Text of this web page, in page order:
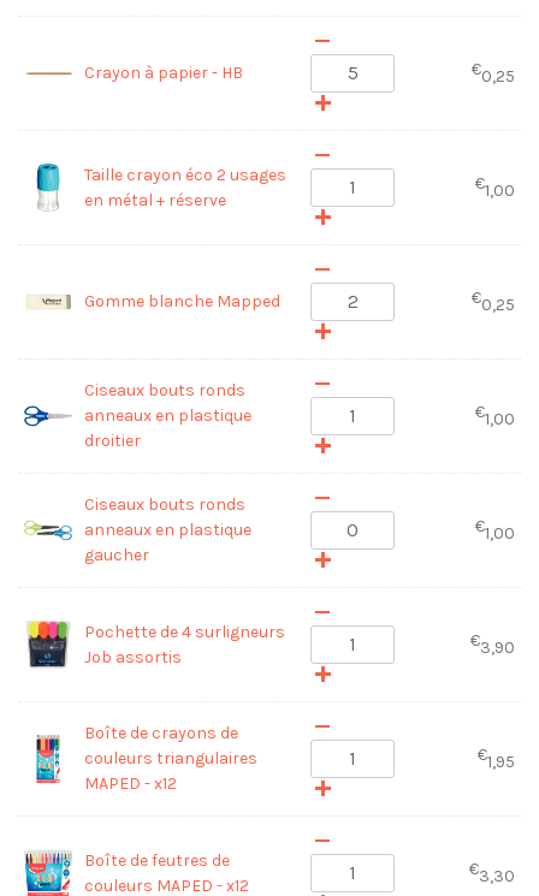
Crayon à papier - HB €0,25
Taille crayon éco 2 usages
en métal + réserve
€1,00
Gomme blanche Mapped €0,25
Ciseaux bouts ronds
anneaux en plastique
droitier
€1,00
Ciseaux bouts ronds
anneaux en plastique
gaucher
€1,00
Pochette de 4 surligneurs
Job assortis
€3,90
Boîte de crayons de
couleurs triangulaires
MAPED - x12
€1,95
Boîte de feutres de
couleurs MAPED - x12
€3,30